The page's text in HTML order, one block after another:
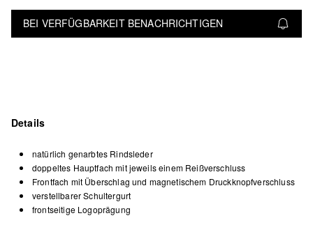
BEI VERFÜGBARKEIT BENACHRICHTIGEN
Details
natürlich genarbtes Rindsleder
doppeltes Hauptfach mit jeweils einem Reißverschluss
Frontfach mit Überschlag und magnetischem Druckknopfverschluss
verstellbarer Schultergurt
frontseitige Logoprägung